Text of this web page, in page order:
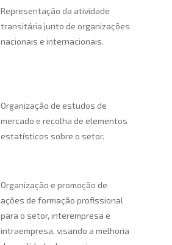
Representação da atividade
transitária junto de organizações
nacionais e internacionais.
Organização de estudos de
mercado e recolha de elementos
estatísticos sobre o setor.
Organização e promoção de
ações de formação profissional
para o setor, interempresa e
intraempresa, visando a melhoria